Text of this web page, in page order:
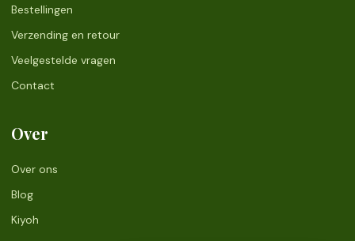
Bestellingen
Verzending en retour
Veelgestelde vragen
Contact
Over
Over ons
Blog
Kiyoh